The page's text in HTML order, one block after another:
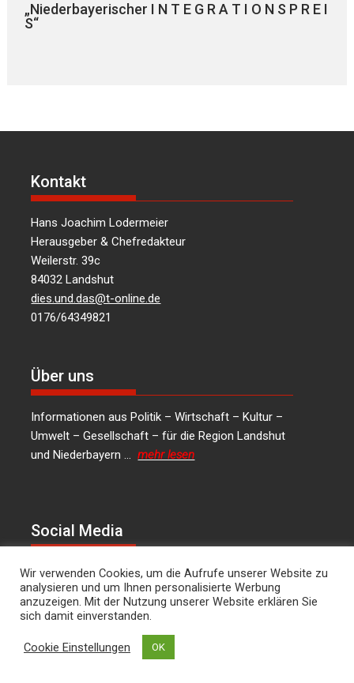
„Niederbayerischer I N T E G R A T I O N S P R E I
S“
Kontakt
Hans Joachim Lodermeier
Herausgeber & Chefredakteur
Weilerstr. 39c
84032 Landshut
dies.und.das@t-online.de
0176/64349821
Über uns
Informationen aus Politik – Wirtschaft – Kultur –
Umwelt – Gesellschaft – für die Region Landshut
und Niederbayern …mehr lesen
Social Media
LinkedIn
Facebook
Instagram
X
Kontakt
Hans Joachim Lodermeier Herausgeber &
Wir verwenden Cookies, um die Aufrufe unserer Website zu
analysieren und um Ihnen personalisierte Werbung
anzuzeigen. Mit der Nutzung unserer Website erklären Sie
sich damit einverstanden.
Cookie Einstellungen OK